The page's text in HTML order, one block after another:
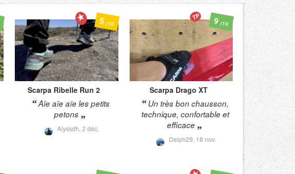
Scarpa Ribelle Run 2
Aïe aïe aïe les petits
petons
Alyssdh, 2 déc.
5/10
Scarpa Drago XT
Un très bon chausson,
technique, confortable et
efficace
Delph29, 18 nov.
9/10
TP